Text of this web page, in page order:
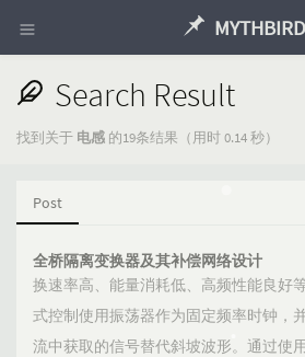
MYTHBIRD
Search Result
找到关于 电感 的19条结果（用时 0.14 秒）
Post
全桥隔离变换器及其补偿网络设计
换速率高、能量消耗低、高频性能良好
式控制使用振荡器作为固定频率时钟，
流中获取的信号替代斜坡波形。通过使